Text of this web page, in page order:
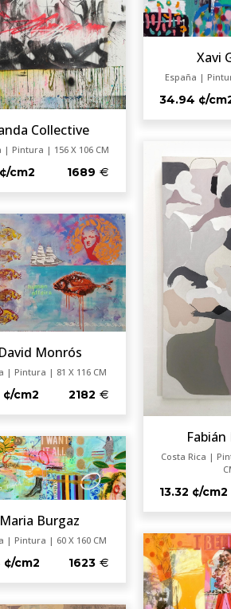
Collective
| Pintura | 156 X 106 CM
cm2 1689
Xavi
España |
34.94 ¢/
Costa Rica |
13.32 ¢/cm2
David Monrós
| Pintura | 81 X 116 CM
¢/cm2 2182
Maria Burgaz
| Pintura | 60 X 160 CM
¢/cm2 1623